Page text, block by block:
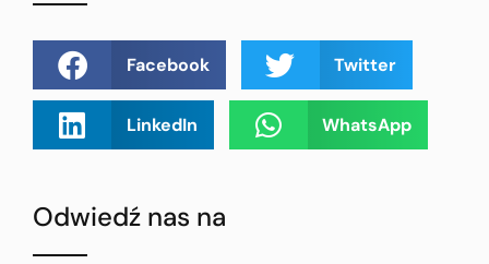
Facebook Twitter
LinkedIn WhatsApp
Odwiedź nas na